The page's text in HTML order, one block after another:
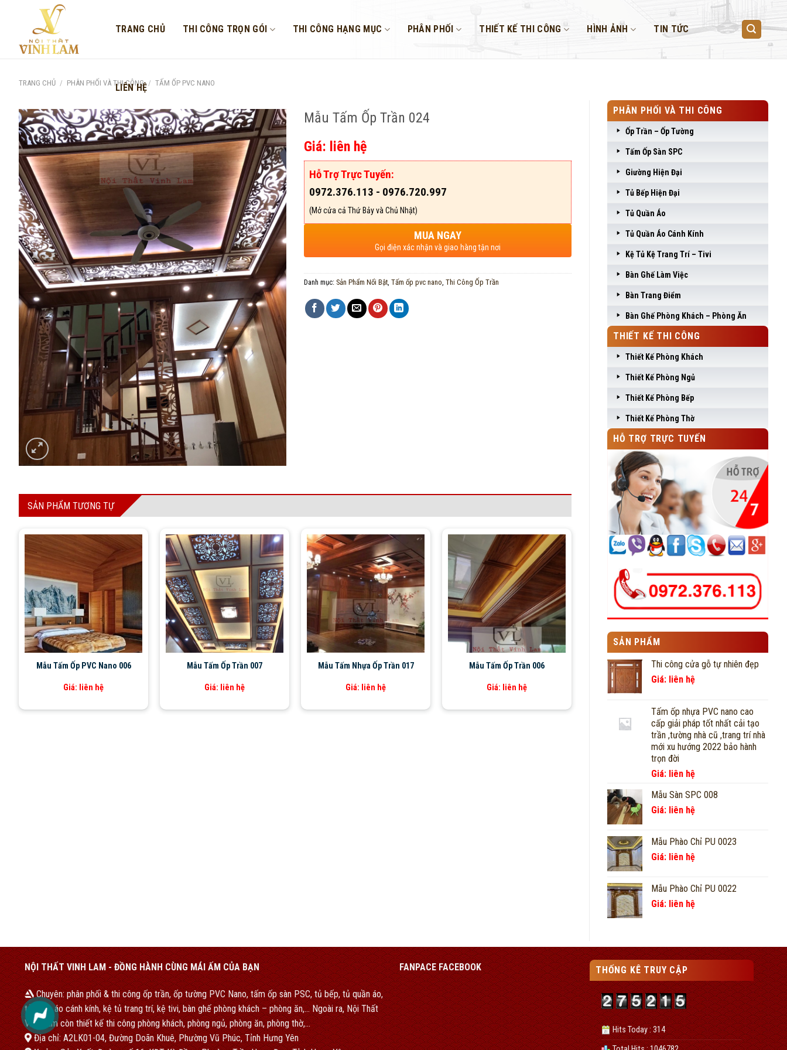
TRANG CHỦ THI CÔNG TRỌN GÓI THI CÔNG HẠNG MỤC PHÂN PHỐI THIẾT KẾ THI CÔNG HÌNH ẢNH TIN TỨC
LIÊN HỆ
TRANG CHỦ / PHÂN PHỐI VÀ THI CÔNG / TẤM ỐP PVC NANO
PHÂN PHỐI VÀ THI CÔNG
Ốp Trần – Ốp Tường
Tấm Ốp Sàn SPC
Giường Hiện Đại
Tủ Bếp Hiện Đại
Tủ Quần Áo
Tủ Quần Áo Cánh Kính
Kệ Tủ Kệ Trang Trí – Tivi
Bàn Ghế Làm Việc
Bàn Trang Điểm
Bàn Ghế Phòng Khách – Phòng Ăn
THIẾT KẾ THI CÔNG
Thiết Kế Phòng Khách
Thiết Kế Phòng Ngủ
Thiết Kế Phòng Bếp
Thiết Kế Phòng Thờ
HỖ TRỢ TRỰC TUYẾN
SẢN PHẨM
Thi công cửa gỗ tự nhiên đẹp
Giá: liên hệ
Tấm ốp nhựa PVC nano cao
cấp giải pháp tốt nhất cải tạo
trần ,tường nhà cũ ,trang trí nhà
mới xu hướng 2022 bảo hành
trọn đời
Giá: liên hệ
Mẫu Sàn SPC 008
Giá: liên hệ
Mẫu Phào Chỉ PU 0023
Giá: liên hệ
Mẫu Phào Chỉ PU 0022
Giá: liên hệ
Mẫu Tấm Ốp Trần 024
Giá: liên hệ
Hỗ Trợ Trực Tuyến:
0972.376.113 - 0976.720.997
(Mở cửa cả Thứ Bảy và Chủ Nhật)
MUA NGAY
Gọi điện xác nhận và giao hàng tận nơi
Danh mục: Sản Phẩm Nổi Bật, Tấm ốp pvc nano, Thi Công Ốp Trần
SẢN PHẨM TƯƠNG TỰ
Mẫu Tấm Ốp PVC Nano 006
Giá: liên hệ
Mẫu Tấm Ốp Trần 007
Giá: liên hệ
Mẫu Tấm Nhựa Ốp Trần 017
Giá: liên hệ
Mẫu Tấm Ốp Trần 006
Giá: liên hệ
NỘI THẤT VINH LAM - ĐỒNG HÀNH CÙNG MÁI ẤM CỦA BẠN
Chuyên: phân phối & thi công ốp trần, ốp tường PVC Nano, tấm ốp sàn PSC, tủ bếp, tủ quần áo,
tủ quần áo cánh kính, kệ tủ trang trí, kệ tivi, bàn ghế phòng khách – phòng ăn,… Ngoài ra, Nội Thất
Vinh Lam còn thiết kế thi công phòng khách, phòng ngủ, phòng ăn, phòng thờ,…
Địa chỉ: A2LK01-04, Đường Doãn Khuê, Phường Vũ Phúc, Tỉnh Hưng Yên
FANPACE FACEBOOK THỐNG KÊ TRUY CẬP
Hits Today : 314